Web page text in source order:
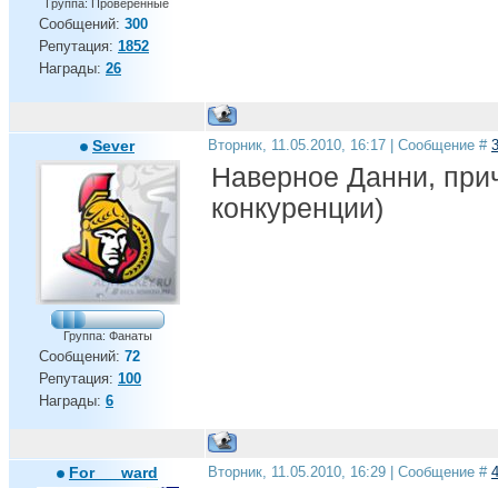
Группа: Проверенные
Сообщений: 300
Репутация: 1852
Награды: 26
Sever
Группа: Фанаты
Сообщений: 72
Репутация: 100
Награды: 6
Вторник, 11.05.2010, 16:17 | Сообщение # 3
Наверное Данни,
конкуренции)
For___ward Вторник, 11.05.2010, 16:29 | Сообщение # 4